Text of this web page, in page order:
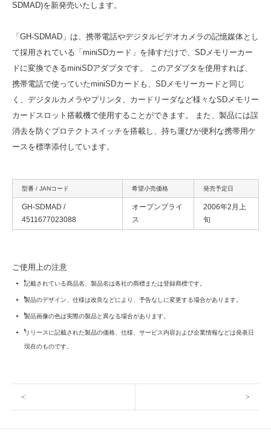
SDMAD)を新発売いたします。
「GH-SDMAD」は、携帯電話やデジタルビデオカメラの記憶媒体とし
て採用されている「miniSDカード」を挿すだけで、SDメモリーカー
ドに変換できるminiSDアダプタです。 このアダプタを使用すれば、
携帯電話で使っていたminiSDカードも、SDメモリーカードと同じ
く、デジタルカメラやプリンタ、カードリーダなど様々なSDメモリー
カードスロット搭載機で使用することができます。 また、製品には誤
消去を防ぐプロテクトスイッチを搭載し、持ち運びが便利な携帯用ケ
ースを標準添付しています。
型番 / JANコード 希望小売価格 発売予定日
GH-SDMAD /
4511677023088
オープンプライ
ス
2006年2月上
旬
ご使用上の注意
記載されている商品名、製品名は各社の商標または登録商標です。
製品のデザイン、仕様は改良などにより、予告なしに変更する場合があります。
製品画像の色は実際の製品と異なる場合があります。
リリースに記載された製品の価格、仕様、サービス内容および企業情報などは発表日
現在のものです。